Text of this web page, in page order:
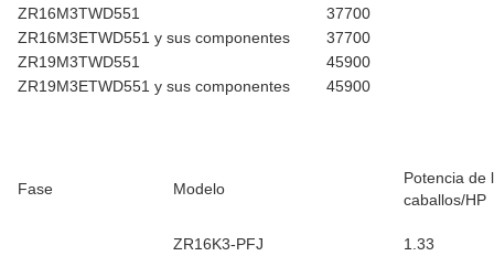
ZR16M3TWD551
37700
ZR16M3ETWD551 y sus componentes
37700
ZR19M3TWD551
45900
ZR19M3ETWD551 y sus componentes
45900
Fase Modelo
Potencia de
caballos/HP
ZR16K3-PFJ
1.33